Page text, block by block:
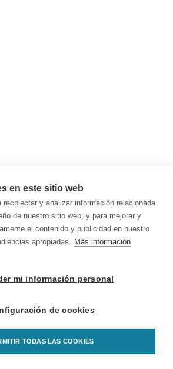
en este sitio web
recolectar y analizar información relacionada
de nuestro sitio web, y para mejorar y
el contenido y publicidad en nuestro
apropiadas. Más información
mi información personal
de cookies
TODAS LAS COOKIES